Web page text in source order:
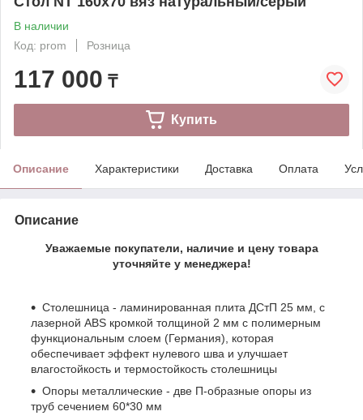
В наличии
Код: prom
Розница
117 000 ₸
Купить
Описание Характеристики Доставка Оплата
Описание
Уважаемые покупатели, наличие и цену товара
уточняйте у менеджера!
Столешница - ламинированная плита ДСтП 25 мм, с
лазерной ABS кромкой толщиной 2 мм с полимерным
функциональным слоем (Германия), которая
обеспечивает эффект нулевого шва и улучшает
влагостойкость и термостойкость столешницы
Опоры металлические - две П-образные опоры из
труб сечением 60*30 мм